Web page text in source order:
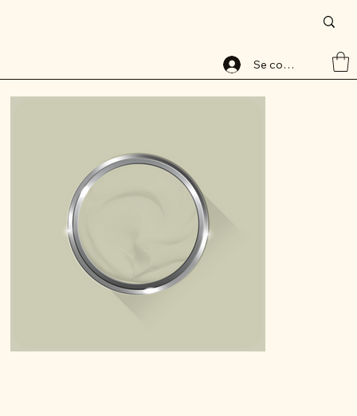
Se connecter
Peinture base aqueuse, 8066-1, lessivable, ALABAVELOURS, ALBAMAT